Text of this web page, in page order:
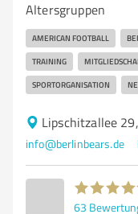
Altersgruppen
AMERICAN FOOTBALL
TRAINING
SPORTORGANISATION
Lipschitzallee
info@berlinbears.de
63